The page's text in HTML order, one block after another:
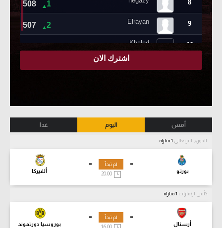
أمس اليوم غدا
الدوري البرتغالي
-
بورتو
-
ألفيركا
لم تبدأ
كأس الإمارات
-
أرسنال
-
بوروسيا دورتموند
لم تبدأ